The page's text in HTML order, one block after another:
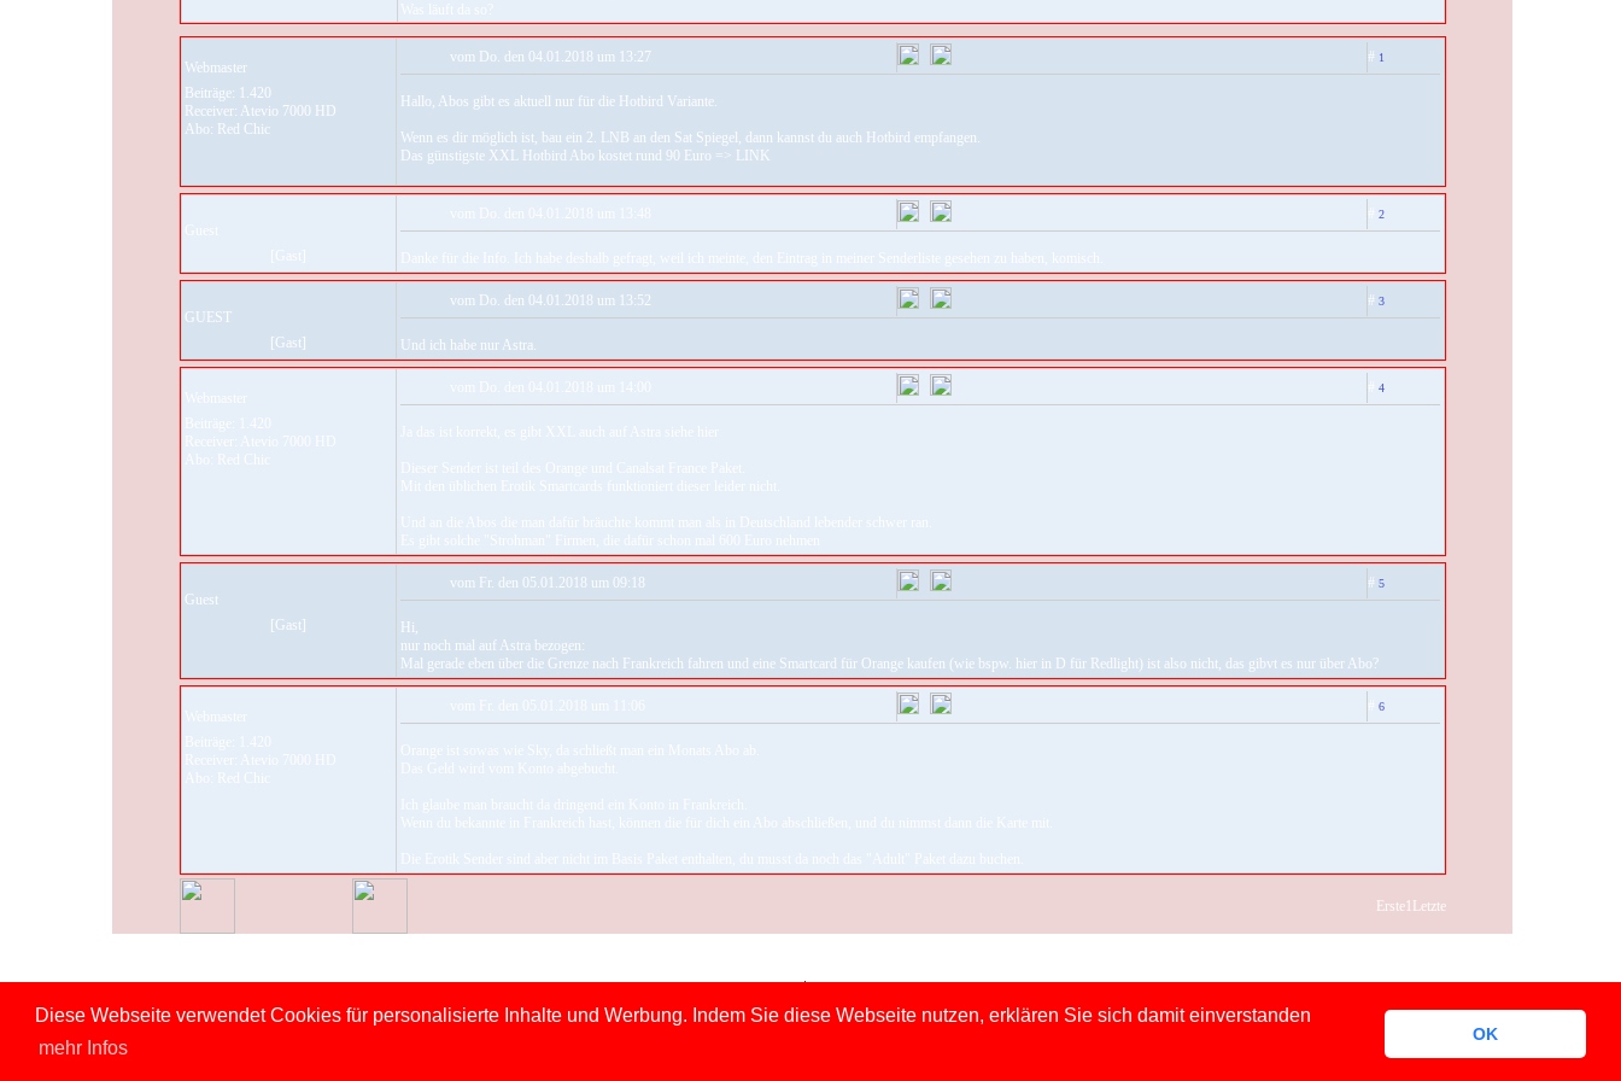
Diese Webseite verwendet Cookies für personalisierte Inhalte und Werbung. Indem Sie diese Webseite nutzen, erklären Sie sich damit einverstanden
mehr Infos
OK
Was läuft da so?
Webmaster
Beiträge: 1.420
Receiver: Atevio 7000 HD
Abo: Red Chic
vom Do. den 04.01.2018 um 13:27 # 1
Hallo, Abos gibt es aktuell nur für die Hotbird Variante.
Wenn es dir möglich ist, bau ein 2. LNB an den Sat Spiegel, dann kannst du auch Hotbird empfangen.
Das günstigste XXL Hotbird Abo kostet rund 90 Euro =>
LINK
vom Do. den 04.01.2018 um 13:48 2
Danke für die Info. Ich habe deshalb gefragt, weil ich meinte, den Eintrag in meiner Senderliste gesehen zu haben, komisch.
GUEST
[Gast]
vom Do. den 04.01.2018 um 13:52 # 3
Und ich habe nur Astra.
Webmaster
Receiver: Atevio 7000 HD
Abo: Red Chic
vom Do. den 04.01.2018 um 14:00 4
Ja das ist korrekt, es gibt XXL auch auf Astra siehe
Dieser Sender ist teil des Orange und Canalsat France Paket.
Mit den üblichen Erotik Smartcards funktioniert dieser leider nicht.
Und an die Abos die man dafür bräuchte kommt man als in Deutschland lebender schwer ran.
Guest
[Gast]
vom Fr. den 05.01.2018 um 09:18 # 5
Hi,
nur noch mal auf Astra bezogen:
Mal gerade eben über die Grenze nach Frankreich fahren und eine Smartcard für Orange kaufen (wie bspw. hier in D für Redlight) ist also nicht, das gibvt es nur über Abo?
Webmaster
Receiver: Atevio 7000 HD
Abo: Red Chic
6
Orange ist sowas wie Sky, da schließt man ein Monats Abo ab.
Das Geld wird vom Konto abgebucht.
Wenn du bekannte in Frankreich hast, können die für dich ein Abo abschließen, und du nimmst dann die Karte mit.
Die Erotik Sender sind aber nicht im Basis Paket enthalten, du musst da noch das "Adult" Paket dazu buchen.
Erste1 Letzte
Impressum|Datenschutz